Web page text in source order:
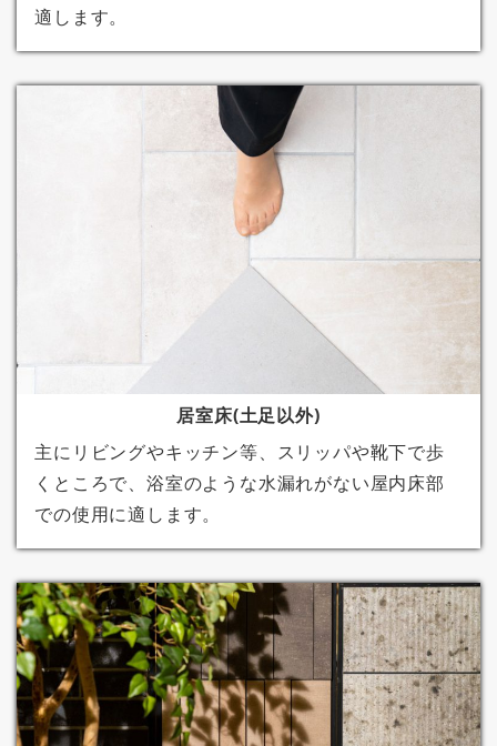
適します。
居室床(土足以外)
主にリビングやキッチン等、スリッパや靴下で歩
くところで、浴室のような水漏れがない屋内床部
での使用に適します。